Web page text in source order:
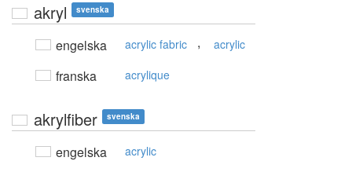
akryl svenska
engelska acrylic fabric , acrylic
franska acrylique
akrylfiber svenska
engelska acrylic